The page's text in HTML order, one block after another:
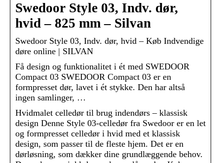
Swedoor Style 03, Indv. dør,
hvid – 825 mm – Silvan
Swedoor Style 03, Indv. dør, hvid – Køb Indvendige
døre online | SILVAN
Få design og funktionalitet i ét med SWEDOOR
Compact 03 SWEDOOR Compact 03 er en
formpresset dør, lavet i ét stykke. Den har altså
ingen samlinger, …
Hvidmalet celledør til brug indendørs – klassisk
design Denne Style 03-celledør fra Swedoor er en let
og formpresset celledør i hvid med et klassisk
design, som passer til de fleste hjem. Det er en
dørløsning, som dækker dine grundlæggende behov.